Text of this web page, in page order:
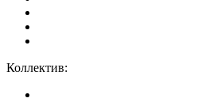
Коллектив: